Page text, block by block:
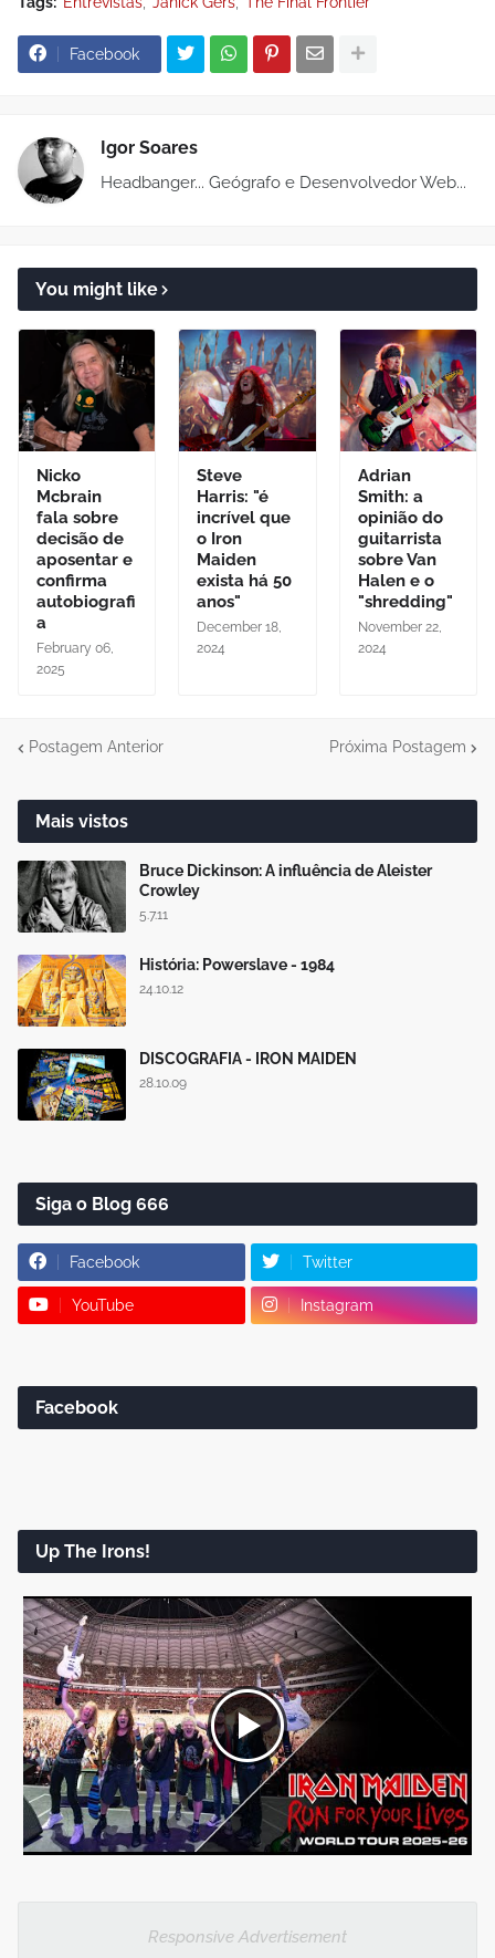
Facebook
Igor Soares
Headbanger... Geógrafo e Desenvolvedor Web...
You might like
Nicko
Mcbrain
fala sobre
decisão de
aposentar e
confirma
autobiografi
a
February 06,
2025
Steve
Harris: "é
incrível que
o Iron
Maiden
exista há 50
anos"
December 18,
2024
Adrian
Smith: a
opinião do
guitarrista
sobre Van
Halen e o
"shredding"
November 22,
2024
Postagem Anterior Próxima Postagem
Mais vistos
Bruce Dickinson: A influência de Aleister
Crowley
5.7.11
História: Powerslave - 1984
24.10.12
DISCOGRAFIA - IRON MAIDEN
28.10.09
Siga o Blog 666
Facebook Twitter
YouTube Instagram
Facebook
Up The Irons!
Responsive Advertisement